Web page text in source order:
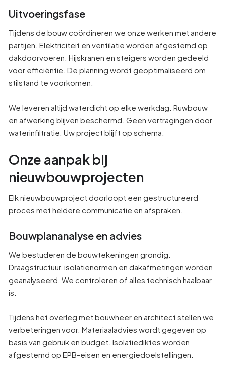
Uitvoeringsfase
Tijdens de bouw coördineren we onze werken met andere
partijen. Elektriciteit en ventilatie worden afgestemd op
dakdoorvoeren. Hijskranen en steigers worden gedeeld
voor efficiëntie. De planning wordt geoptimaliseerd om
stilstand te voorkomen.
We leveren altijd waterdicht op elke werkdag. Ruwbouw
en afwerking blijven beschermd. Geen vertragingen door
waterinfiltratie. Uw project blijft op schema.
Onze aanpak bij
nieuwbouwprojecten
Elk nieuwbouwproject doorloopt een gestructureerd
proces met heldere communicatie en afspraken.
Bouwplananalyse en advies
We bestuderen de bouwtekeningen grondig.
Draagstructuur, isolatienormen en dakafmetingen worden
geanalyseerd. We controleren of alles technisch haalbaar
is.
Tijdens het overleg met bouwheer en architect stellen we
verbeteringen voor. Materiaaladvies wordt gegeven op
basis van gebruik en budget. Isolatiediktes worden
afgestemd op EPB-eisen en energiedoelstellingen.